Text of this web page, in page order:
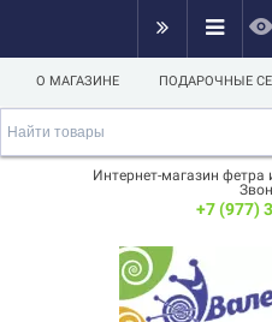
О МАГАЗИНЕ ПОДАРОЧНЫЕ
Интернет-магазин фетра
+7 (977)